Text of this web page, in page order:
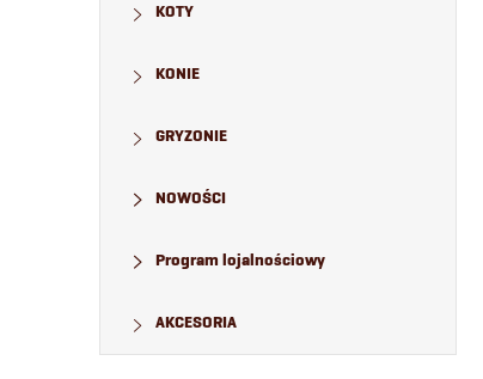
KOTY
KONIE
GRYZONIE
NOWOŚCI
Program lojalnościowy
AKCESORIA